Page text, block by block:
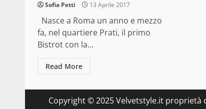
Sofia Petti 13 Aprile 2017
Nasce a Roma un anno e mezzo
fa, nel quartiere Prati, il primo
Bistrot con la...
Read More
Copyright © 2025 Velvetstyle.it proprietà